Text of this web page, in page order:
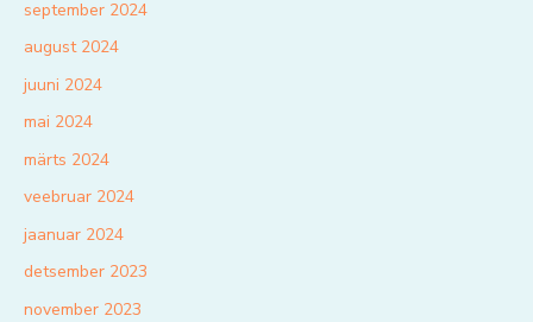
september 2024
august 2024
juuni 2024
mai 2024
märts 2024
veebruar 2024
jaanuar 2024
detsember 2023
november 2023